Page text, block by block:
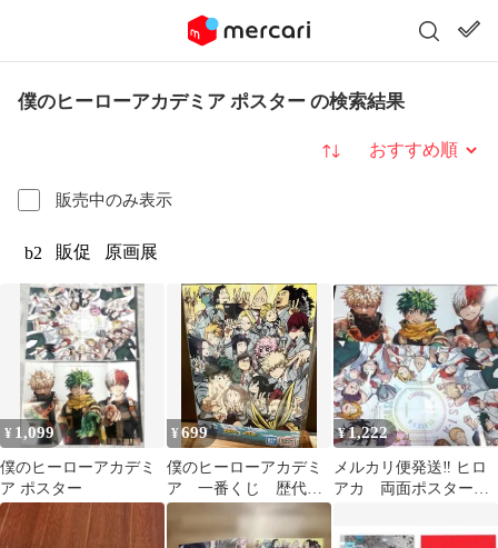
僕のヒーローアカデミア ポスター の検索結果
販売中のみ表示
並び替え
b2 販促 原画展
¥ 1,099
僕のヒーローアカデミ
ア ポスター
¥699
僕のヒーローアカデミ
ア 一番くじ 歴代ビ
ジュアルクリアポスタ
¥1,222
メルカリ便発送‼︎ ヒロ
アカ 両面ポスター 2
プ付録